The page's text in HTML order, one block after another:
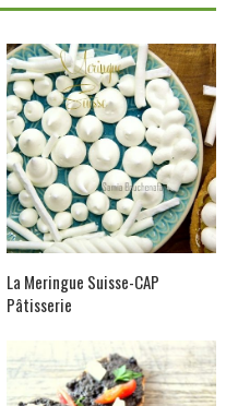
La Meringue Suisse-CAP
Pâtisserie